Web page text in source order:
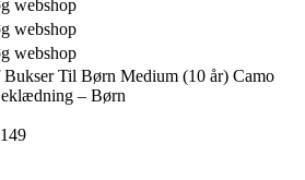
webshop
webshop
webshop
Til Børn Medium (10 år) Camo
– Børn